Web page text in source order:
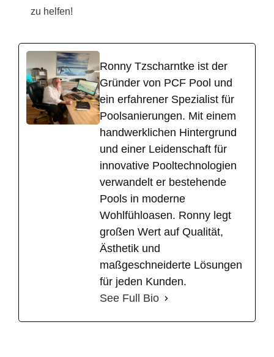
zu helfen!
Ronny Tzscharntke ist der
Gründer von PCF Pool und
ein erfahrener Spezialist für
Poolsanierungen. Mit einem
handwerklichen Hintergrund
und einer Leidenschaft für
innovative Pooltechnologien
verwandelt er bestehende
Pools in moderne
Wohlfühloasen. Ronny legt
großen Wert auf Qualität,
Ästhetik und
maßgeschneiderte Lösungen
für jeden Kunden.
See Full Bio